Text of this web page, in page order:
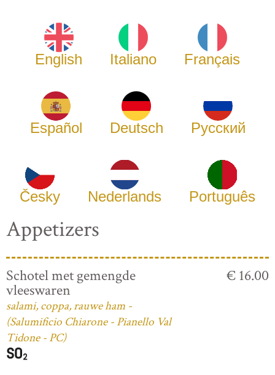
English Italiano Français
Español Deutsch Русский
Česky Nederlands Português
Appetizers
Schotel met gemengde
vleeswaren
salami, coppa, rauwe ham -
(Salumificio Chiarone - Pianello Val
Tidone - PC)
€ 16.00